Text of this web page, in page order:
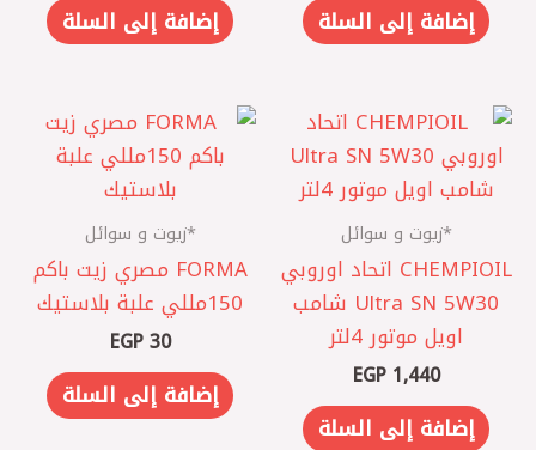
إضافة إلى السلة إضافة إلى السلة
*زيوت و سوائل
CHEMPIOIL اتحاد اوروبي
‎Ultra SN 5W30 شامب
اويل موتور 4لتر
EGP1,440
إضافة إلى السلة
*زيوت و سوائل
FORMA مصري ‎زيت باكم
150مللي علبة بلاستيك
EGP30
إضافة إلى السلة